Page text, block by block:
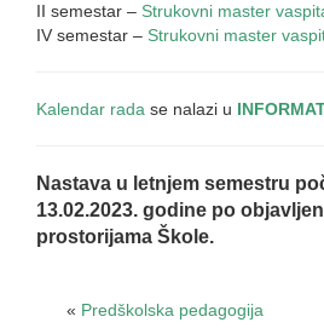
II semestar – Strukovni master
IV semestar – Strukovni master
Kalendar rada se nalazi u
Nastava u letnjem semestru
13.02.2023. godine po
prostorijama Škole.
« Predškolska pedagogija